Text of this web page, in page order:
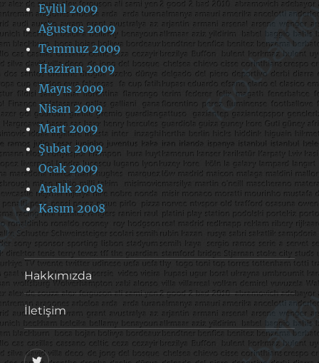
Eylül 2009
Ağustos 2009
Temmuz 2009
Haziran 2009
Mayıs 2009
Nisan 2009
Mart 2009
Şubat 2009
Ocak 2009
Aralık 2008
Kasım 2008
Hakkımızda
İletişim
@footballove